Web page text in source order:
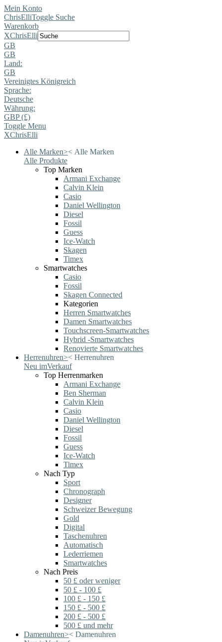
Mein Konto
ChrisElliToggle Suche
Warenkorb
XChrisElli
GB
GB
Land:
GB
Vereinigtes Königreich
Sprache:
Deutsche
Währung:
GBP (£)
Toggle Menu
XChrisElli
Alle Marken>< Alle Marken
Alle Produkte
Top Marken
Armani Exchange
Calvin Klein
Casio
Daniel Wellington
Diesel
Fossil
Guess
Ice-Watch
Skagen
Timex
Smartwatches
Casio
Fossil
Skagen Connected
Kategorien
Herren Smartwatches
Damen Smartwatches
Touchscreen-Smartwatches
Hybrid -Smartwatches
Renovierte Smartwatches
Herrenuhren>< Herrenuhren
Neu imVerkauf
Top Herrenmarken
Armani Exchange
Ben Sherman
Calvin Klein
Casio
Daniel Wellington
Diesel
Fossil
Guess
Ice-Watch
Timex
Nach Typ
Sport
Chronograph
Designer
Schweizer Bewegung
Gold
Digital
Taschenuhren
Automatisch
Lederriemen
Smartwatches
Nach Preis
50 £ oder weniger
50 £ - 100 £
100 £ - 150 £
150 £ - 500 £
200 £ - 500 £
500 £ und mehr
Damenuhren>< Damenuhren